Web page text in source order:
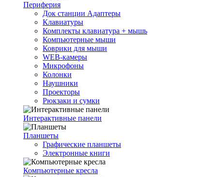
Периферия
Док станции Адаптеры
Клавиатуры
Комплекты клавиатура + мышь
Компьютерные мыши
Коврики для мыши
WEB-камеры
Микрофоны
Колонки
Наушники
Проекторы
Рюкзаки и сумки
Интерактивные панели
Планшеты
Графические планшеты
Электронные книги
Компьютерные кресла